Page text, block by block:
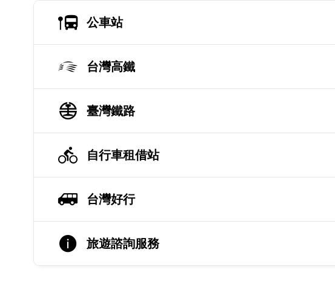
公車站
台灣高鐵
臺灣鐵路
自行車租借站
台灣好行
旅遊諮詢服務